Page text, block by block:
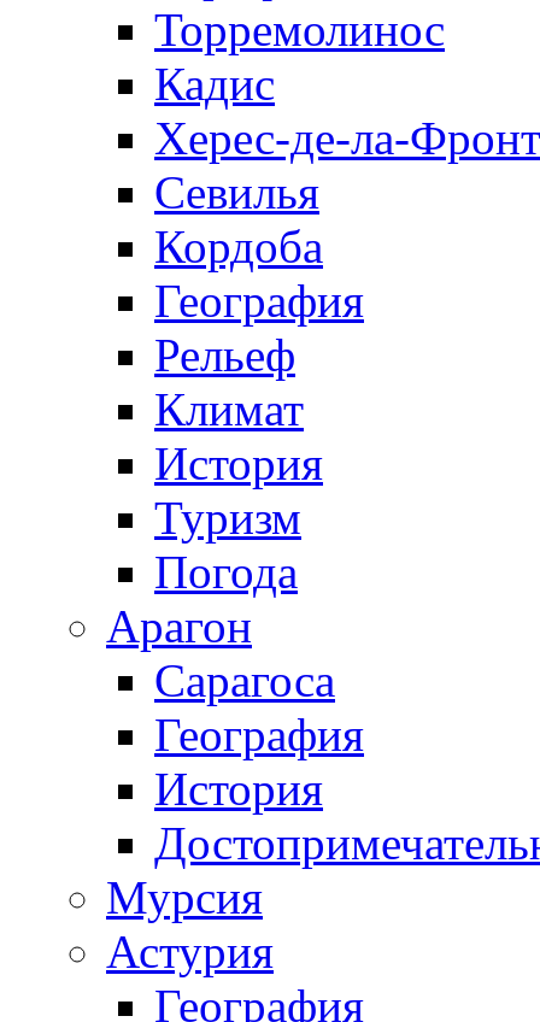
Торремолинос
Кадис
Херес-де-ла-
Севилья
Кордоба
География
Рельеф
Климат
История
Туризм
Погода
Арагон
Сарагоса
География
История
Мурсия
Астурия
География